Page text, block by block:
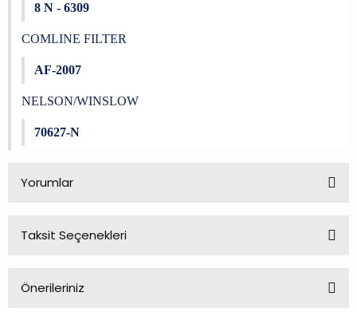
8 N - 6309
COMLINE FILTER
AF-2007
NELSON/WINSLOW
70627-N
Yorumlar
Taksit Seçenekleri
Önerileriniz